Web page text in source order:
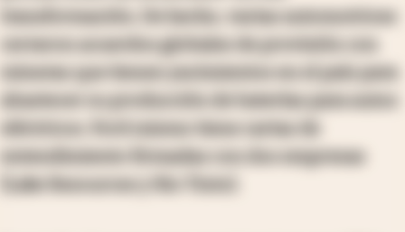
transformación. De hecho, varias automotrices
cerraron acuerdos globales de provisión con
mineras que tienen yacimientos en el país para
abastecer su producción de baterías para autos
eléctricos. Ford mismo tiene cartas de
entendimiento firmadas con dos empresas
(Lake Resources y Rio Tinto).